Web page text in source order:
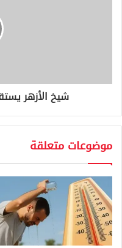
شيخ الأزهر
موضوعات متعلقة